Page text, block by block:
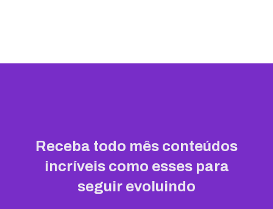
Receba todo mês conteúdos
incríveis como esses para
seguir evoluindo